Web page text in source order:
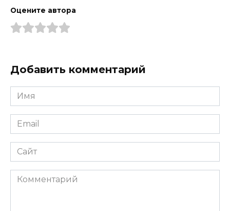
Оцените автора
Добавить комментарий
Имя
*
Email
*
Сайт
Комментарий